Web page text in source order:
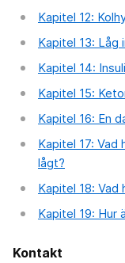
Kapitel 12:
Kapitel 13: Låg
Kapitel 14:
Kapitel 15:
Kapitel 16: En
Kapitel 17: Vad
lågt?
Kapitel 18: Vad
Kapitel 19: Hur
Kontakt